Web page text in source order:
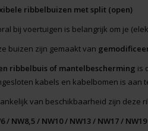
ribbelbuizen met split (open)
bij voertuigen is belangrijk om je
buizen zijn gemaakt van
ribbelbuis of mantelbescherming is
kabels en kabelbomen is aan
van beschikbaarheid zijn deze
/ NW8,5 / NW10 / NW13 / NW17 /